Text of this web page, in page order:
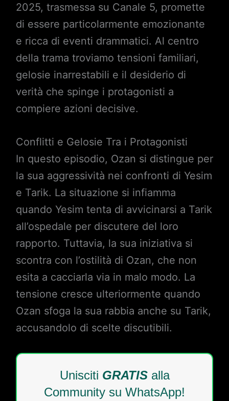
2025, trasmessa su Canale 5, promette
di essere particolarmente emozionante
e ricca di eventi drammatici. Al centro
della trama troviamo tensioni familiari,
gelosie inarrestabili e il desiderio di
verità che spinge i protagonisti a
compiere azioni decisive.
Conflitti e Gelosie Tra i Protagonisti
In questo episodio, Ozan si distingue per
la sua aggressività nei confronti di Yesim
e Tarik. La situazione si infiamma
quando Yesim tenta di avvicinarsi a Tarik
all’ospedale per discutere del loro
rapporto. Tuttavia, la sua iniziativa si
scontra con l’ostilità di Ozan, che non
esita a cacciarla via in malo modo. La
tensione cresce ulteriormente quando
Ozan sfoga la sua rabbia anche su Tarik,
accusandolo di scelte discutibili.
Unisciti GRATISalla
Community su WhatsApp!